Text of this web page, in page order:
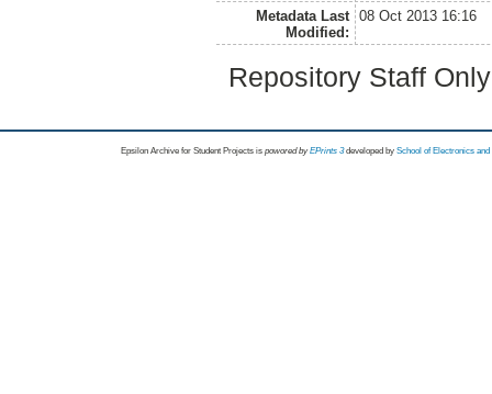
Metadata Last
Modified:
08 Oct 2013 16:16
Repository Staff
Epsilon Archive for Student Projects is powored byEPrints 3 developed by School of Electronics